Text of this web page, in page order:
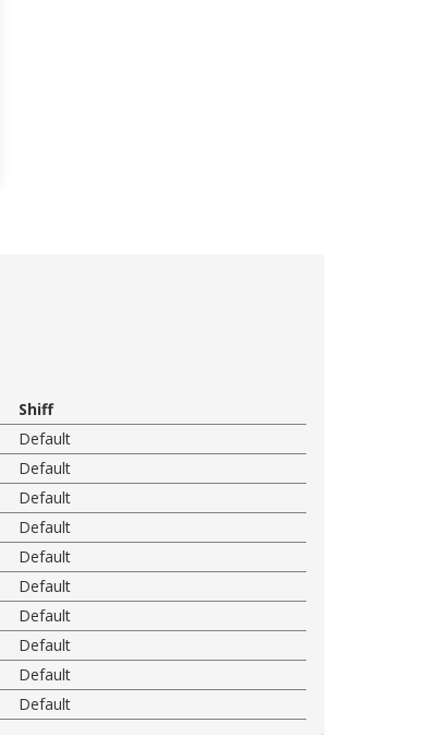
Shiff
Default
Default
Default
Default
Default
Default
Default
Default
Default
Default